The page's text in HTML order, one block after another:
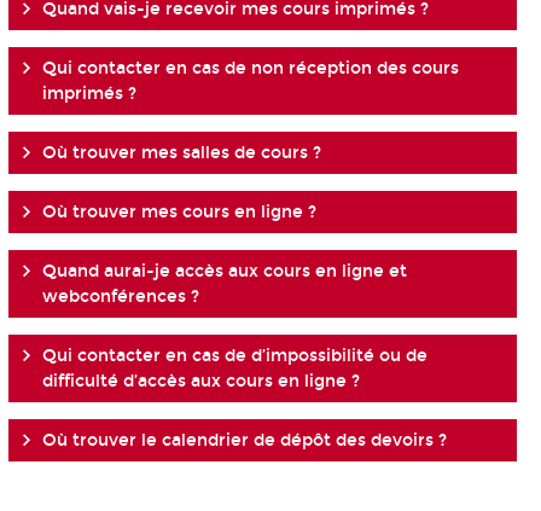
Quand vais-je recevoir mes cours imprimés ?
Qui contacter en cas de non réception des cours
imprimés ?
Où trouver mes salles de cours ?
Où trouver mes cours en ligne ?
Quand aurai-je accès aux cours en ligne et
webconférences ?
Qui contacter en cas de d’impossibilité ou de
difficulté d’accès aux cours en ligne ?
Où trouver le calendrier de dépôt des devoirs ?